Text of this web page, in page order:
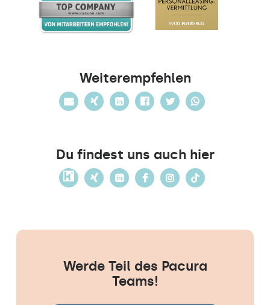
Weiterempfehlen
Du findest uns auch hier
Werde Teil des Pacura
Teams!